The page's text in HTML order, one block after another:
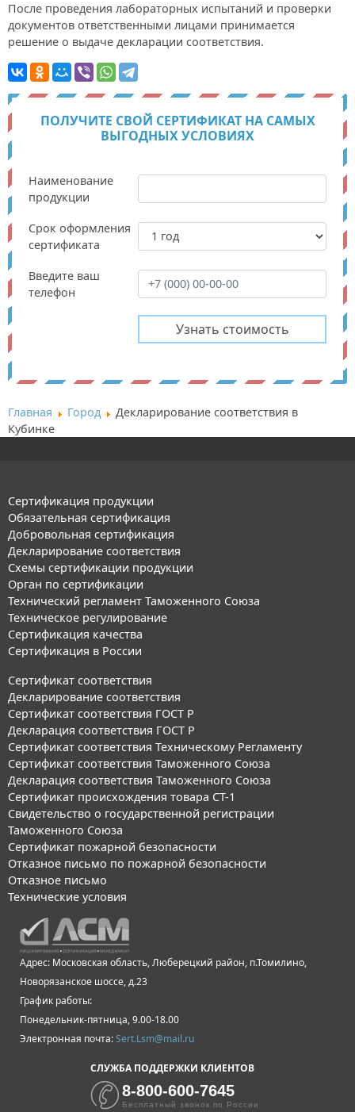
После проведения лабораторных испытаний и проверки
документов ответственными лицами принимается
решение о выдаче декларации соответствия.
ПОЛУЧИТЕ СВОЙ СЕРТИФИКАТ НА САМЫХ
ВЫГОДНЫХ УСЛОВИЯХ
Наименование
продукции
Срок оформления
сертификата
Введите ваш
телефон
Главная Город
Декларирование соответствия в
Кубинке
Сертификация продукции
Обязательная сертификация
Добровольная сертификация
Декларирование соответствия
Схемы сертификации продукции
Орган по сертификации
Технический регламент Таможенного Союза
Техническое регулирование
Сертификация качества
Сертификация в России
Сертификат соответствия
Декларирование соответствия
Сертификат соответствия ГОСТ Р
Декларация соответствия ГОСТ Р
Сертификат соответствия Техническому Регламенту
Сертификат соответствия Таможенного Союза
Декларация соответствия Таможенного Союза
Сертификат происхождения товара СТ-1
Свидетельство о государственной регистрации
Таможенного Союза
Сертификат пожарной безопасности
Отказное письмо по пожарной безопасности
Отказное письмо
Технические условия
Адрес: Московская область, Люберецкий район, п.Томилино,
Новорязанское шоссе, д.23
График работы:
Понедельник-пятница, 9.00-18.00
Электронная почта:Sert.Lsm@mail.ru
СЛУЖБА ПОДДЕРЖКИ КЛИЕНТОВ
8-800-600-7645
Бесплатный звонок по России